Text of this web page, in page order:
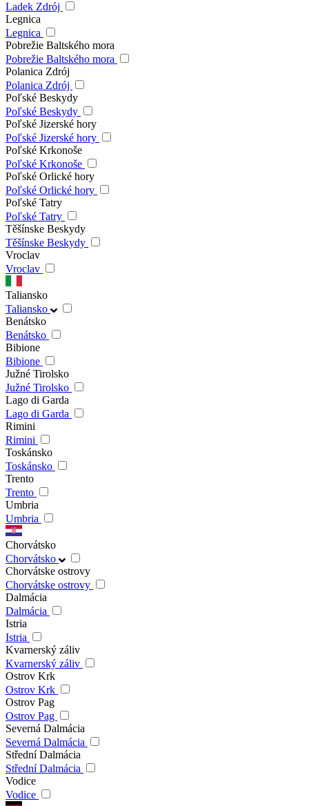
Ladek Zdrój
Legnica
Legnica
Pobrežie Baltského mora
Pobrežie Baltského mora
Polanica Zdrój
Polanica Zdrój
Poľské Beskydy
Poľské Beskydy
Poľské Jizerské hory
Poľské Jizerské hory
Poľské Krkonoše
Poľské Krkonoše
Poľské Orlické hory
Poľské Orlické hory
Poľské Tatry
Poľské Tatry
Těšínske Beskydy
Těšínske Beskydy
Vroclav
Vroclav
Taliansko
Taliansko
Benátsko
Benátsko
Bibione
Bibione
Južné Tirolsko
Južné Tirolsko
Lago di Garda
Lago di Garda
Rimini
Rimini
Toskánsko
Toskánsko
Trento
Trento
Umbria
Umbria
Chorvátsko
Chorvátsko
Chorvátske ostrovy
Chorvátske ostrovy
Dalmácia
Dalmácia
Istria
Istria
Kvarnerský záliv
Kvarnerský záliv
Ostrov Krk
Ostrov Krk
Ostrov Pag
Ostrov Pag
Severná Dalmácia
Severná Dalmácia
Střední Dalmácia
Střední Dalmácia
Vodice
Vodice